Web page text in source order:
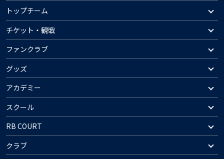
トップチーム
チケット・観戦
ファンクラブ
グッズ
アカデミー
スクール
RB COURT
クラブ